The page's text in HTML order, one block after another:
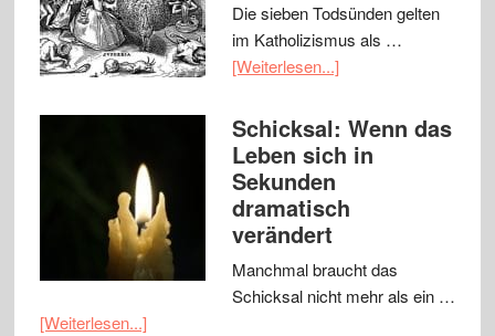
Die sieben Todsünden gelten
im Katholizismus als …
[Weiterlesen...]
Schicksal: Wenn das
Leben sich in
Sekunden
dramatisch
verändert
Manchmal braucht das
Schicksal nicht mehr als ein …
[Weiterlesen...]